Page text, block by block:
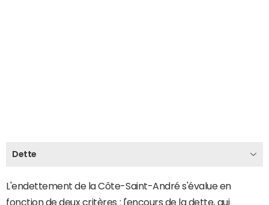
Dette
L'endettement de la Côte-Saint-André s'évalue en
fonction de deux critères : l'encours de la dette, qui